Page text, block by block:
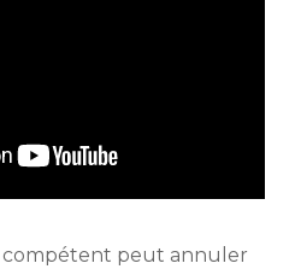
compétent peut annuler